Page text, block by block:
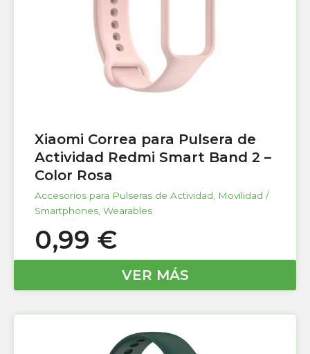
Xiaomi Correa para Pulsera de
Actividad Redmi Smart Band 2 –
Color Rosa
Accesorios para Pulseras de Actividad, Movilidad /
Smartphones, Wearables
0,99 €
VER MÁS